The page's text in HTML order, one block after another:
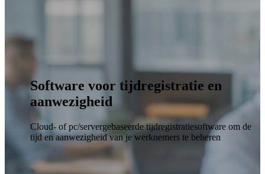
Software voor tijdregistratie en
aanwezigheid
Cloud- of pc/servergebaseerde tijdregistratiesoftware om de
tijd en aanwezigheid van je werknemers te beheren